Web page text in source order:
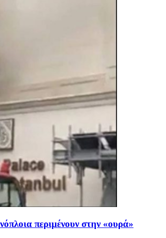
περιμένουν στην «ουρά»